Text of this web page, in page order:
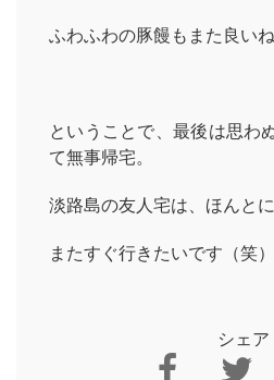
LESSON
ふわふわの豚饅もまた良いね
ということで、最後は思わ
て無事帰宅。
淡路島の友人宅は、ほんと
またすぐ行きたいです（笑）
シェア